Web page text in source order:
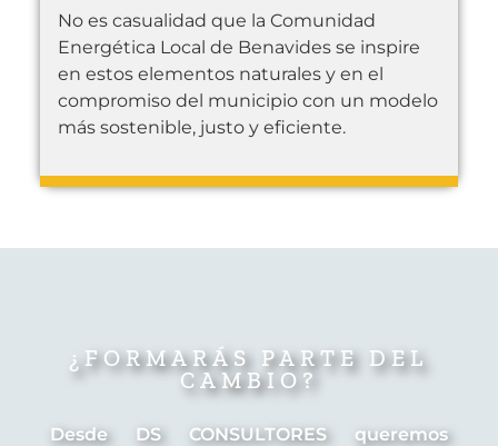
No es casualidad que la Comunidad
Energética Local de Benavides se inspire
en estos elementos naturales y en el
compromiso del municipio con un modelo
más sostenible, justo y eficiente.
¿FORMARÁS PARTE DEL
CAMBIO?
Desde DS CONSULTORES queremos